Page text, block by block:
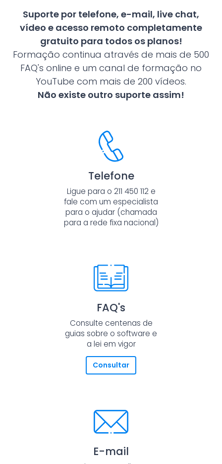
Suporte por telefone, e-mail, live chat,
vídeo e acesso remoto completamente
gratuito para todos os planos!
Formação continua através de mais de 500
FAQ's online e um canal de formação no
YouTube com mais de 200 vídeos.
Não existe outro suporte assim!
Telefone
Ligue para o 211 450 112 e
fale com um especialista
para o ajudar (chamada
para a rede fixa nacional)
FAQ's
Consulte centenas de
guias sobre o software e
a lei em vigor
Consultar
E-mail